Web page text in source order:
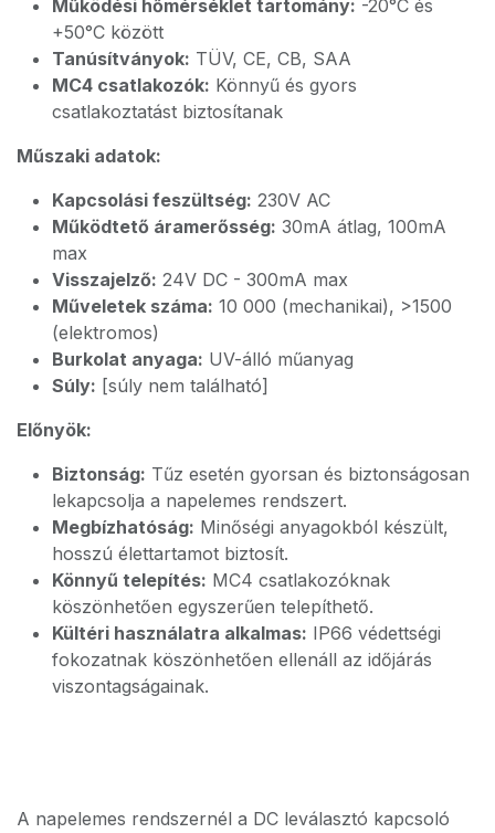
Működési hőmérséklet tartomány: -20°C és
+50°C között
Tanúsítványok: TÜV, CE, CB, SAA
MC4 csatlakozók: Könnyű és gyors
csatlakoztatást biztosítanak
Műszaki adatok:
Kapcsolási feszültség: 230V AC
Működtető áramerősség: 30mA átlag, 100mA
max
Visszajelző: 24V DC - 300mA max
Műveletek száma: 10 000 (mechanikai), >1500
(elektromos)
Burkolat anyaga: UV-álló műanyag
Súly: [súly nem található]
Előnyök:
Biztonság: Tűz esetén gyorsan és biztonságosan
lekapcsolja a napelemes rendszert.
Megbízhatóság: Minőségi anyagokból készült,
hosszú élettartamot biztosít.
Könnyű telepítés: MC4 csatlakozóknak
köszönhetően egyszerűen telepíthető.
Kültéri használatra alkalmas: IP66 védettségi
fokozatnak köszönhetően ellenáll az időjárás
viszontagságainak.
A napelemes rendszernél a DC leválasztó kapcsoló